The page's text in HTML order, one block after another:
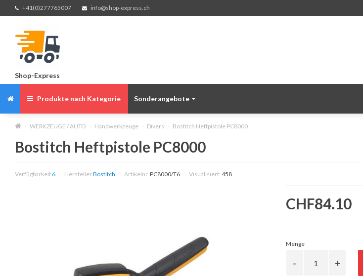
+41(0)277765007 info@shop-express.ch
Shop-Express
Produkte nach Kategorie Sonderangebote
WERKZEUGE / AUTO Handwerkzeuge Divers Bostitch Heftpistole PC8000
Bostitch Heftpistole PC8000
Verfügbarkeit 6 HerstellerBostitch Artikelnr. PC8000/T6 Visualisiert: 458
CHF84.10
Menge